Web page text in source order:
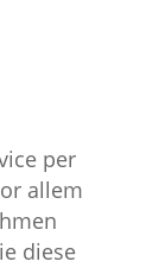
per
allem
diese